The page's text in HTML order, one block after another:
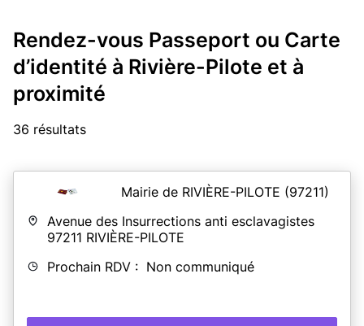
Rendez-vous Passeport ou Carte
d’identité à Rivière-Pilote et à
proximité
36 résultats
Mairie de RIVIÈRE-PILOTE (97211)
Avenue des Insurrections anti esclavagistes
97211 RIVIÈRE-PILOTE
Prochain RDV : Non communiqué